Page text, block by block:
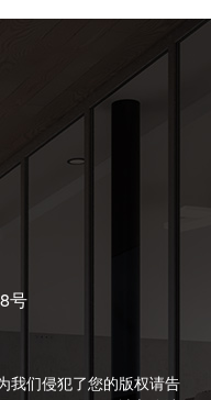
号
我们侵犯了您的版权请告